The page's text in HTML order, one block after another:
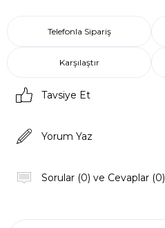
Telefonla Sipariş
Karşılaştır
Tavsiye Et
Yorum Yaz
Sorular (0) ve Cevaplar (0)